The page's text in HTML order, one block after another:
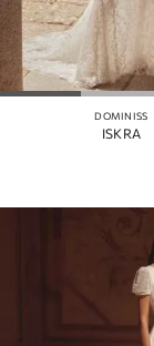
DOMINISS
ISKRA